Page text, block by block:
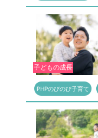
子どもの成長
PHPのびのび子育て